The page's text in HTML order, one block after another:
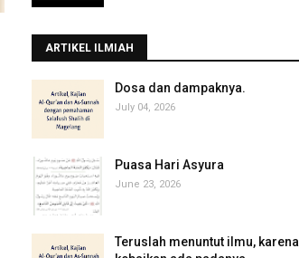
ARTIKEL ILMIAH
‎Dosa dan dampaknya.
July 04, 2026
Puasa Hari Asyura
June 23, 2026
Teruslah menuntut ilmu, karena